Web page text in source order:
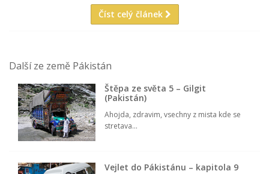
Číst celý článek
Další ze země Pákistán
Štěpa ze světa 5 – Gilgit
(Pakistán)
Ahojda, zdravim, vsechny z mista kde se
stretava...
Vejlet do Pákistánu – kapitola 9